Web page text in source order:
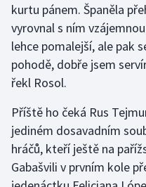
Volejbal
Ostatní
kurtu pánem. Španěla
vyrovnal s ním
lehce pomalejší, ale pak
pohodě, dobře jsem
řekl Rosol.
Příště ho čeká Rus
jediném dosavadním
hráčů, kteří ještě na
Gabašvili v prvním kole